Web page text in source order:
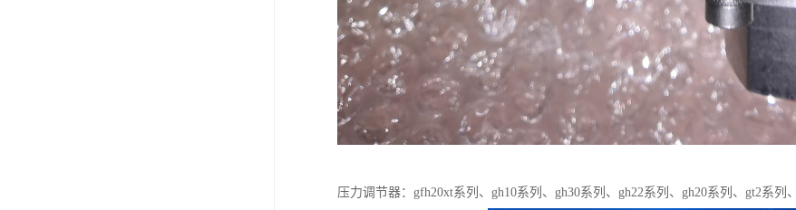
压力调节器：gfh20xt系列、gh10系列、gh30系列、gh22系列、gh20系列、gt2系列